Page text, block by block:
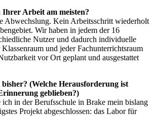
Ihrer Arbeit am meisten?
Abwechslung. Kein Arbeitsschritt wiederholt
Wir haben in jedem der 16
Nutzer und dadurch individuelle
und jeder Fachunterrichtsraum
vor Ort geplant und ausgestattet
(Welche Herausforderung ist
geblieben?)
in der Berufsschule in Brake mein bislang
Projekt abgeschlossen: das Labor für